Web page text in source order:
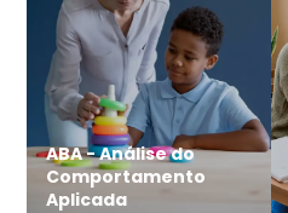
ABA - Análise do
Comportamento
Aplicada